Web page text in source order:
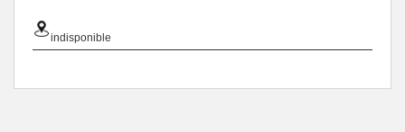
indisponible